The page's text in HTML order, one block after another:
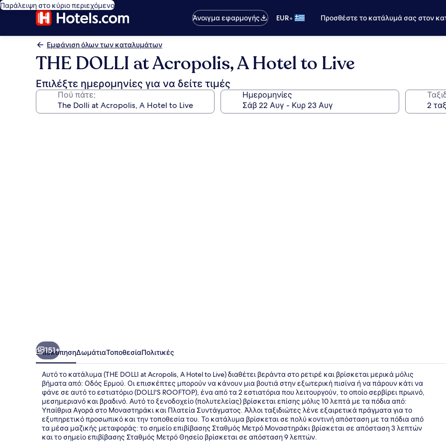
Παράλειψη στο κύριο περιεχόμενο
Άνοιγμα εφαρμογής
EUR• Προσθέστε το κατάλυμά σας στον
Εμφάνιση όλων των καταλυμάτων
THE DOLLI at Acropolis, A Hotel to Live
Επιλέξτε ημερομηνίες για να δείτε τιμές
Πού πάτε; Ημερομηνίες
151+
ΕπισκόπησηΔωμάτιαΤοποθεσίαΠολιτικές
Αυτό το κατάλυμα (THE DOLLI at Acropolis, A Hotel to Live) διαθέτει βεράντα στο ρετιρέ και βρίσκεται μερικά μόλις
βήματα από: Οδός Ερμού. Οι επισκέπτες μπορούν να κάνουν μια βουτιά στην εξωτερική πισίνα ή να πάρουν κάτι να
φάνε σε αυτό το εστιατόριο (DOLLI'S ROOFTOP), ένα από τα 2 εστιατόρια που λειτουργούν, το οποίο σερβίρει πρωινό,
μεσημεριανό και βραδινό. Αυτό το ξενοδοχείο (πολυτελείας) βρίσκεται επίσης μόλις 10 λεπτά με τα πόδια από:
Υπαίθρια Αγορά στο Μοναστηράκι και Πλατεία Συντάγματος. Άλλοι ταξιδιώτες λένε εξαιρετικά πράγματα για το
εξυπηρετικό προσωπικό και την τοποθεσία του. Το κατάλυμα βρίσκεται σε πολύ κοντινή απόσταση με τα πόδια από
τα μέσα μαζικής μεταφοράς: το σημείο επιβίβασης Σταθμός Μετρό Μοναστηράκι βρίσκεται σε απόσταση 3 λεπτών
και το σημείο επιβίβασης Σταθμός Μετρό Θησείο βρίσκεται σε απόσταση 9 λεπτών.